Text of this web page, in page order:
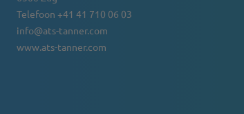
Telefoon +41 41 710 06 03
info@ats-tanner.com
www.ats-tanner.com